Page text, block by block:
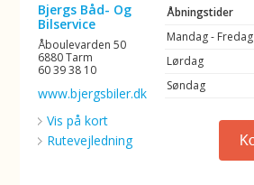
Bjergs Båd- Og
Bilservice
Åboulevarden 50
6880 Tarm
60 39 38 10
www.bjergsbiler.dk
Vis på kort
Rutevejledning
Åbningstider
Mandag - Fredag
Lørdag
Søndag